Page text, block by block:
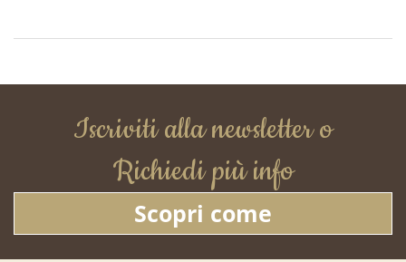
Iscriviti alla newsletter o
Richiedi più info
Scopri come